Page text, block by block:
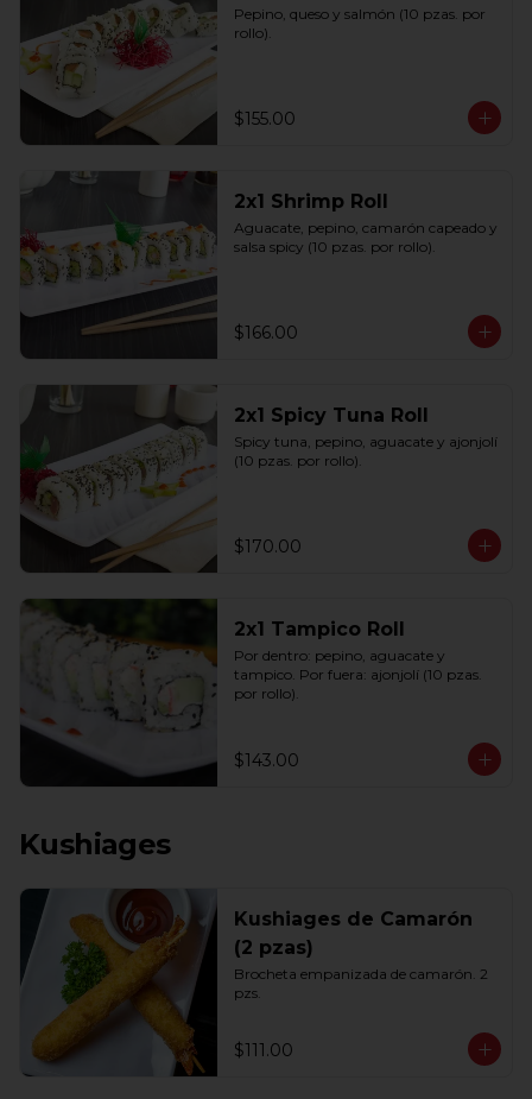
Pepino, queso y salmón (10 pzas. por
rollo).
$155.00
2x1 Shrimp Roll
Aguacate, pepino, camarón capeado y
salsa spicy (10 pzas. por rollo).
$166.00
2x1 Spicy Tuna Roll
Spicy tuna, pepino, aguacate y ajonjolí
(10 pzas. por rollo).
$170.00
2x1 Tampico Roll
Por dentro: pepino, aguacate y
tampico. Por fuera: ajonjolí (10 pzas.
por rollo).
$143.00
Kushiages
Kushiages de Camarón
(2 pzas)
Brocheta empanizada de camarón. 2
pzs.
$111.00